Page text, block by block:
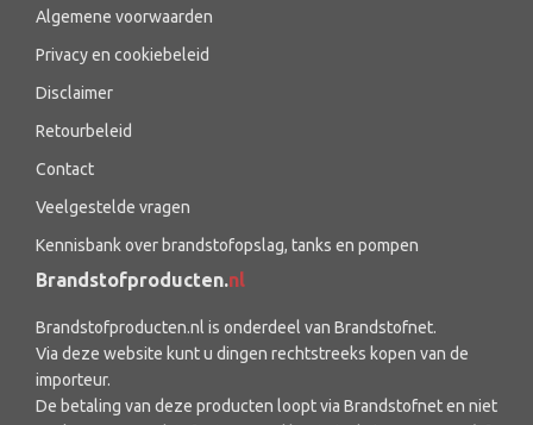
Algemene voorwaarden
Privacy en cookiebeleid
Disclaimer
Retourbeleid
Contact
Veelgestelde vragen
Kennisbank over brandstofopslag, tanks en pompen
Brandstofproducten.nl
Brandstofproducten.nl is onderdeel van Brandstofnet.
Via deze website kunt u dingen rechtstreeks kopen van de
importeur.
De betaling van deze producten loopt via Brandstofnet en niet